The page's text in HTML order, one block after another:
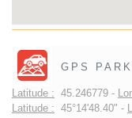
GPS
Latitude : 45.246779 -
Latitude : 45°14'48.40" -